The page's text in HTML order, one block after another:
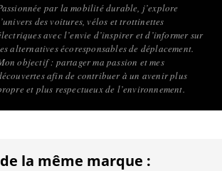
par la mobilité durable, j’explore
des voitures, vélos et trottinettes
avec l’envie d’inspirer et d’informer sur
alternatives écoresponsables de déplacement.
objectif : partager ma passion et mes
afin de contribuer à un avenir plus
et plus respectueux de l’environnement.
la même marque :